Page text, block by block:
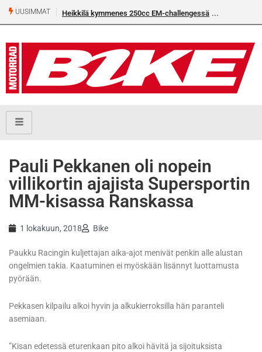
UUSIMMAT Heikkilä kymmenes 250cc EM-challengessä
Pauli Pekkanen oli nopein
villikortin ajajista Supersportin
MM-kisassa Ranskassa
1 lokakuun, 2018 Bike
Paukku Racingin kuljettajan aika-ajot menivät penkin alle alustan
ongelmien takia. Kaatuminen ei myöskään lisännyt luottamusta
pyörään.
Pekkasen kilpailu alkoi hyvin ja alkukierroksilla hän paranteli
asemiaan.
”Kisan edetessä eturenkaan pito alkoi hävitä ja sijoituksista